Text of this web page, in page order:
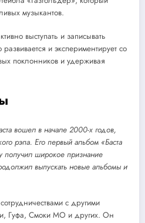
музыкантов.
выступать и записывать
и экспериментирует со
поклонников и удерживая
вошел в начале 2000-х годов,
рэпа. Его первый альбом «Баста
получил широкое признание
выпускать новые альбомы и
с другими
Гуфа, Смоки МО и других. Он